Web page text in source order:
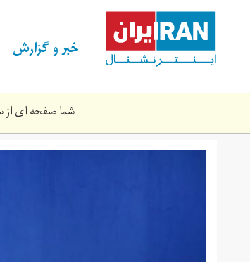
content خبر و گزارش
شما صفحه ای از
158186966098273100.jpg